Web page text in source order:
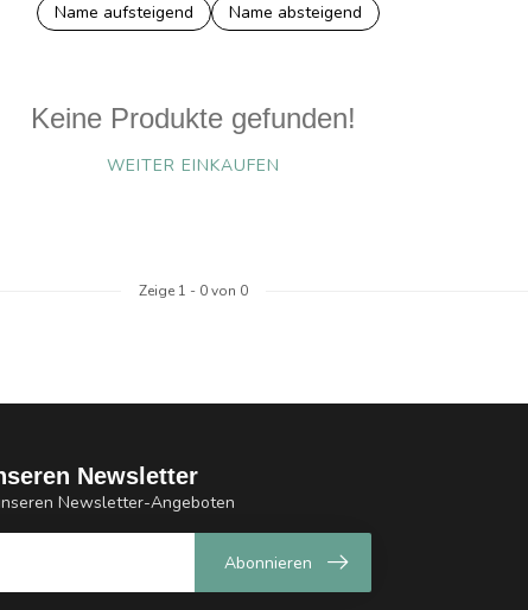
Name aufsteigend
Name absteigend
Keine Produkte gefunden!
WEITER EINKAUFEN
Zeige 1 - 0von 0
Newsletter
Newsletter-Angeboten
Abonnieren